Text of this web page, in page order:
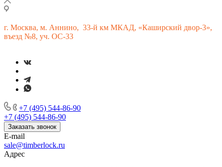
г. Москва, м. Аннино, 33-й км МКАД, «Каширский двор-3»,
въезд №8, уч. ОС-33
+7 (495) 544-86-90
+7 (495) 544-86-90
Заказать звонок
E-mail
sale@timberlock.ru
Адрес